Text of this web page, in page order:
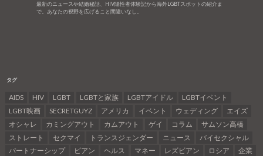
最新のニュースや結婚秘話、HIV陽性者体験記から海外LGBTスポットの紹介ま
で。あなたの視野を広げること間違いなし。
タグ
AIDS HIV LGBT LGBTと家族 LGBTアイドル
LGBTイベント
LGBT映画
SECRETGUYZ アメリカ イベント ウェディング
エイズ
オシャレ
カミングアウト カムアウト ゲイ コラム
サムソン高橋
ストレート
セクマイ トランスジェンダー ニュース
バイセクシャル
パートナーシップ
ビアン ヘルス マネー レズビアン ロシア
企業